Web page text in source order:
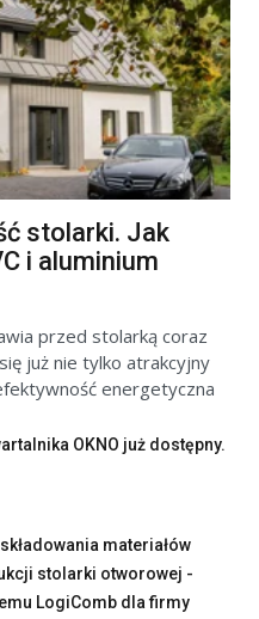
stolarki. Jak
i aluminium
przed stolarką coraz
już nie tylko atrakcyjny
energetyczna
OKNO już dostępny.
materiałów
stolarki otworowej -
LogiComb dla firmy